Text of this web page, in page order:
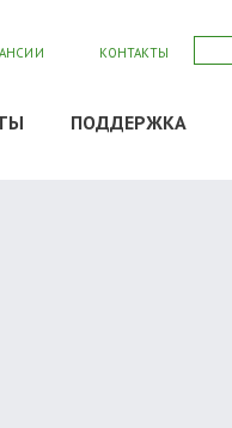
КОНТАКТЫ
ПОДДЕРЖКА